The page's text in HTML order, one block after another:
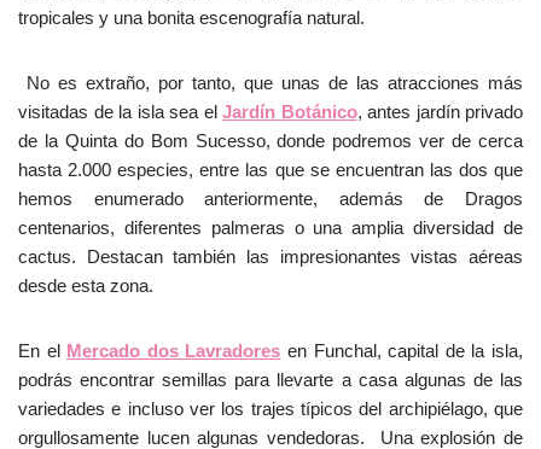
tropicales y una bonita escenografía natural.
No es extraño, por tanto, que unas de las atracciones más
visitadas de la isla sea el Jardín Botánico, antes jardín privado
de la Quinta do Bom Sucesso, donde podremos ver de cerca
hasta 2.000 especies, entre las que se encuentran las dos que
hemos enumerado anteriormente, además de Dragos
centenarios, diferentes palmeras o una amplia diversidad de
cactus. Destacan también las impresionantes vistas aéreas
desde esta zona.
En el Mercado dos Lavradores en Funchal, capital de la isla,
podrás encontrar semillas para llevarte a casa algunas de las
variedades e incluso ver los trajes típicos del archipiélago, que
orgullosamente lucen algunas vendedoras. Una explosión de